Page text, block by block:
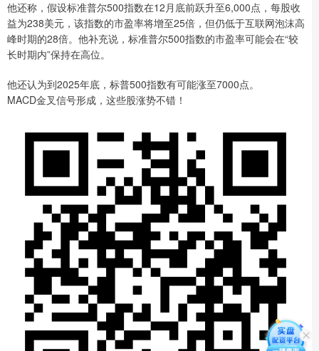
他还称，假设标准普尔500指数在12月底前跃升至6,000点，每股收
益为238美元，该指数的市盈率将增至25倍，但仍低于互联网泡沫高
峰时期的28倍。他补充说，标准普尔500指数的市盈率可能会在“较
长时期内”保持在高位。
他还认为到2025年底，标普500指数有可能涨至7000点。
MACD金叉信号形成，这些股涨势不错！